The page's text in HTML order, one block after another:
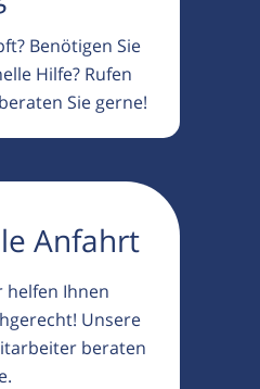
Benötigen Sie
Hilfe? Rufen
Sie gerne!
Anfahrt
helfen Ihnen
Unsere
beraten